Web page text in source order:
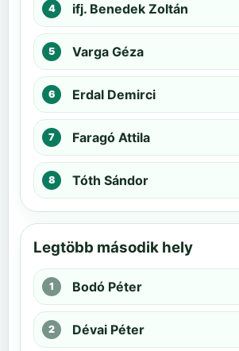
ifj. Benedek Zoltán
Varga Géza
Erdal Demirci
Faragó Attila
Tóth Sándor
Legtöbb második hely
Bodó Péter
Dévai Péter